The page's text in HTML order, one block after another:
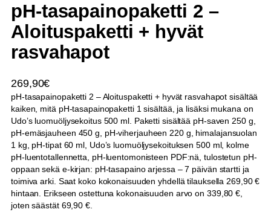
pH-tasapainopaketti 2 –
Aloituspaketti + hyvät
rasvahapot
269,90€
pH-tasapainopaketti 2 – Aloituspaketti + hyvät rasvahapot sisältää
kaiken, mitä pH-tasapainopaketti 1 sisältää, ja lisäksi mukana on
Udo’s luomuöljysekoitus 500 ml. Paketti sisältää pH-saven 250 g,
pH-emäsjauheen 450 g, pH-viherjauheen 220 g, himalajansuolan
1 kg, pH-tipat 60 ml, Udo’s luomuöljysekoituksen 500 ml, kolme
pH-luentotallennetta, pH-luentomonisteen PDF:nä, tulostetun pH-
oppaan sekä e-kirjan: pH-tasapaino arjessa – 7 päivän startti ja
toimiva arki. Saat koko kokonaisuuden yhdellä tilauksella 269,90 €
hintaan. Erikseen ostettuna kokonaisuuden arvo on 339,80 €,
joten säästät 69,90 €.